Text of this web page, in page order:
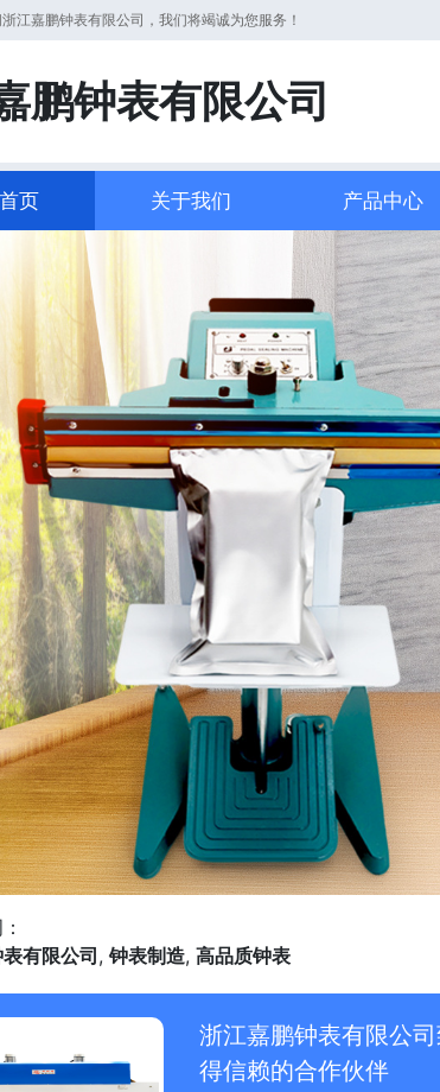
江嘉鹏钟表有限公司，我们将竭诚为您服务！
鹏钟表有限公司
页 关于我们 产品中心
有限公司 , 钟表制造, 高品质钟表
浙江嘉鹏钟表有限公
得信赖的合作伙伴